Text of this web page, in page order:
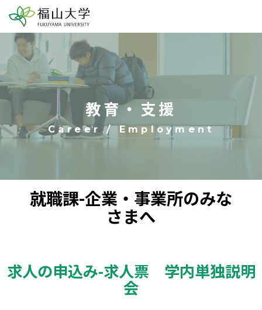
教育・⽀援
就職課-企業・事業所のみな
さまへ
求人の申込み-求人票 学内単独説明
会